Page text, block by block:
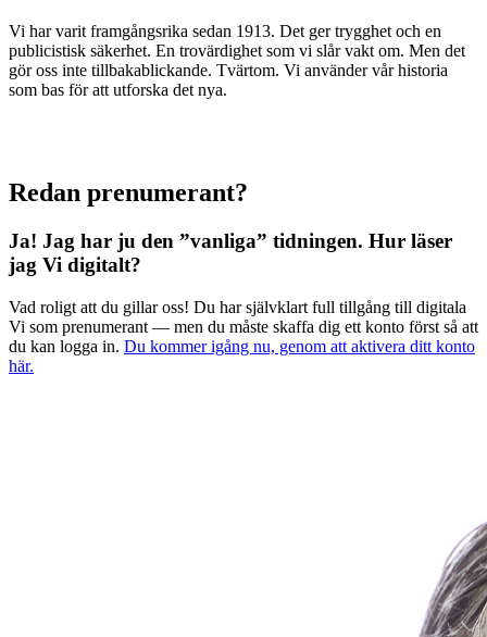
Vi har varit framgångsrika sedan 1913. Det ger trygghet och en
publicistisk säkerhet. En trovärdighet som vi slår vakt om. Men det
gör oss inte tillbakablickande. Tvärtom. Vi använder vår historia
som bas för att utforska det nya.
Redan prenumerant?
Ja! Jag har ju den ”vanliga” tidningen. Hur läser
jag Vi digitalt?
Vad roligt att du gillar oss! Du har självklart full tillgång till digitala
Vi som prenumerant — men du måste skaffa dig ett konto först så att
du kan logga in. Du kommer igång nu, genom att aktivera ditt konto
här.